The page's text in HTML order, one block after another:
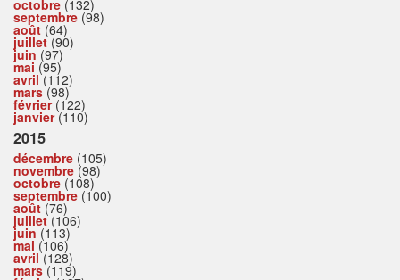
octobre (132)
septembre (98)
août (64)
juillet(90)
juin (97)
mai (95)
avril(112)
mars(98)
février(122)
janvier(110)
2015
décembre (105)
novembre (98)
octobre (108)
septembre (100)
août (76)
juillet(106)
juin (113)
mai (106)
avril(128)
mars(119)